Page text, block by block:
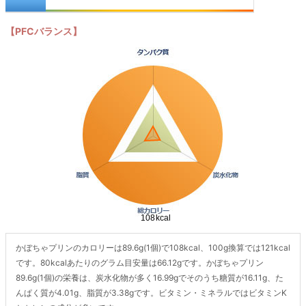
【PFCバランス】
かぼちゃプリンのカロリーは89.6g(1個)で108kcal、100g換算では121kcal
です。80kcalあたりのグラム目安量は66.12gです。かぼちゃプリン
89.6g(1個)の栄養は、炭水化物が多く16.99gでそのうち糖質が16.11g、た
んぱく質が4.01g、脂質が3.38gです。ビタミン・ミネラルではビタミンK